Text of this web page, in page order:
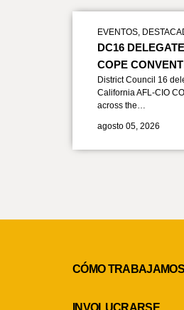
EVENTOS,
DC16
COPE
District Council 16
California AFL-CIO
across the…
agosto 05, 2026
CÓMO TRABAJAMOS